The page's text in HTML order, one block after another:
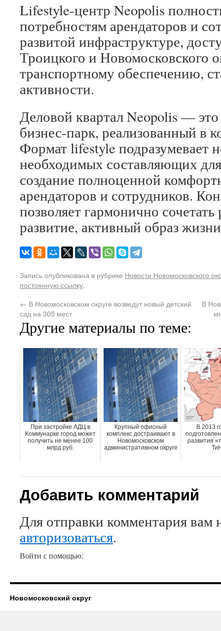
Lifestyle-центр Neopolis
потребностям арендаторов и
развитой инфраструктуре,
Троицкого и Новомосковского
транспортному обеспечению,
активности.
Деловой квартал Neopolis —
бизнес-парк, реализованный в
Формат lifestyle подразумевает
необходимых составляющих
создание полноценной
арендаторов и сотрудников.
позволяет гармонично
развитие, активный образ
Запись опубликована в рубрике Новости Новомосковского
постоянную ссылку.
← В Новомосковском округе возведут новый детский
сад на 305 мест
В
Другие материалы по теме:
При застройке АДЦ в
Коммунарке город может
получить не менее 100
млрд руб.
Крупный офисный
комплекс достраивают в
Новомосковском
административном округе
В 2013
развития
Добавить комментарий
Для отправки комментария вам
авторизоваться.
Войти с помощью:
Новомосковский округ